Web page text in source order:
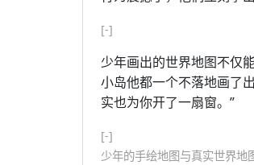
[-]
少年画出的世界地图不仅
小岛他都一个不落地画了
实也为你开了一扇窗。”
[-]
少年的手绘地图与真实世界